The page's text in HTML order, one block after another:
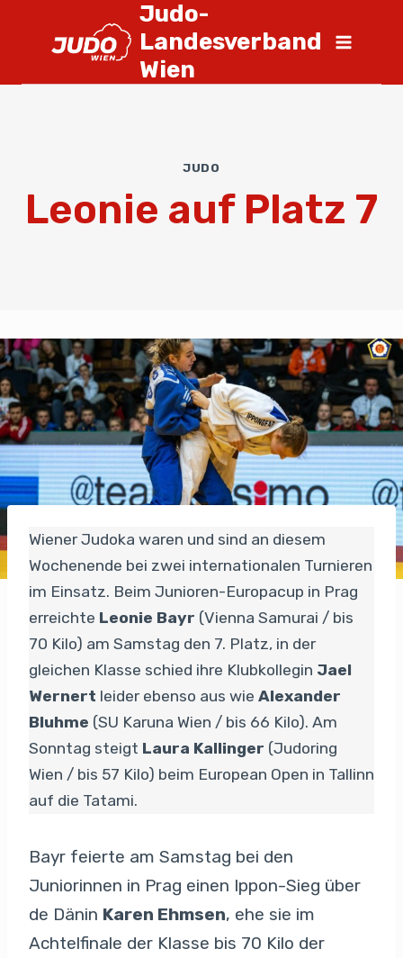
Judo-
Landesverband
Wien
JUDO
Leonie auf Platz 7
Wiener Judoka waren und sind an diesem
Wochenende bei zwei internationalen Turnieren
im Einsatz. Beim Junioren-Europacup in Prag
erreichte Leonie Bayr (Vienna Samurai / bis
70 Kilo) am Samstag den 7. Platz, in der
gleichen Klasse schied ihre Klubkollegin Jael
Wernert leider ebenso aus wie Alexander
Bluhme (SU Karuna Wien / bis 66 Kilo). Am
Sonntag steigt Laura Kallinger (Judoring
Wien / bis 57 Kilo) beim European Open in Tallinn
auf die Tatami.
Bayr feierte am Samstag bei den
Juniorinnen in Prag einen Ippon-Sieg über
de Dänin Karen Ehmsen, ehe sie im
Achtelfinale der Klasse bis 70 Kilo der